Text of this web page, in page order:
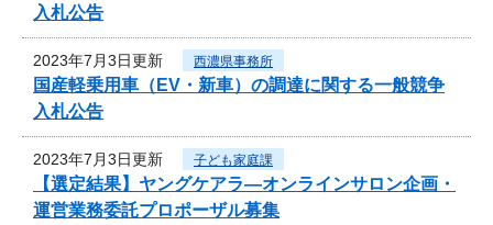
入札公告
2023年7月3日更新 西濃県事務所
国産軽乗用車（EV・新車）の調達に関する一般競争
入札公告
2023年7月3日更新 子ども家庭課
【選定結果】ヤングケアラ―オンラインサロン企画・
運営業務委託プロポーザル募集